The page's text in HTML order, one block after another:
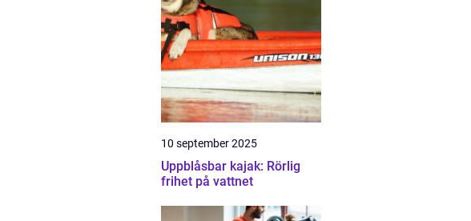
10 september 2025
Uppblåsbar kajak: Rörlig
frihet på vattnet